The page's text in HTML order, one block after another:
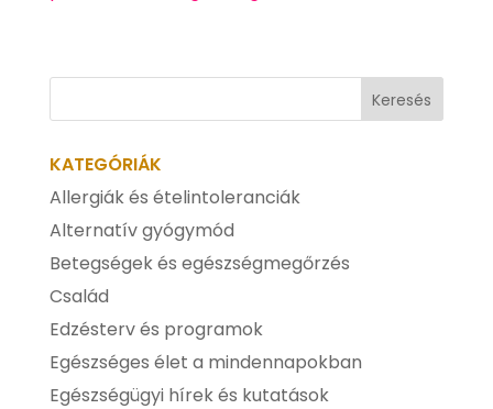
KATEGÓRIÁK
Allergiák és ételintoleranciák
Alternatív gyógymód
Betegségek és egészségmegőrzés
Család
Edzésterv és programok
Egészséges élet a mindennapokban
Egészségügyi hírek és kutatások